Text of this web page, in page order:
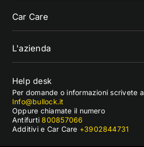
Car Care
L'azienda
Help desk
Per domande o informazioni scrivete a
Info@bullock.it
Oppure chiamate il numero
Antifurti800857066
Additivi e Car Care +3902844731